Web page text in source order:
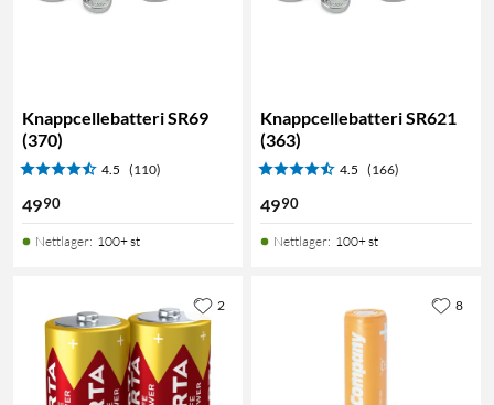
Knappcellebatteri SR69
(370)
4.5 (110)
4990
Nettlager: 100+ st
Knappcellebatteri SR621
(363)
4.5 (166)
4990
Nettlager: 100+ st
2 8